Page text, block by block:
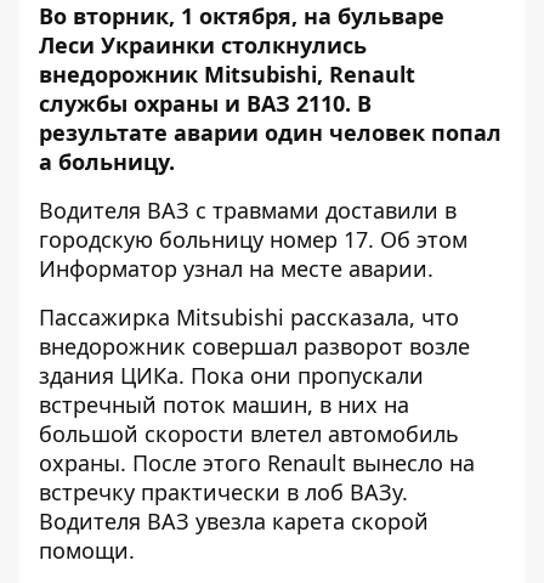
Во вторник, 1 октября, на бульваре
Леси Украинки столкнулись
внедорожник Mitsubishi, Renault
службы охраны и ВАЗ 2110. В
результате аварии один человек попал
а больницу.
Водителя ВАЗ с травмами доставили в
городскую больницу номер 17. Об этом
Информатор узнал на месте аварии.
Пассажирка Mitsubishi рассказала, что
внедорожник совершал разворот возле
здания ЦИКа. Пока они пропускали
встречный поток машин, в них на
большой скорости влетел автомобиль
охраны. После этого Renault вынесло на
встречку практически в лоб ВАЗу.
Водителя ВАЗ увезла карета скорой
помощи.